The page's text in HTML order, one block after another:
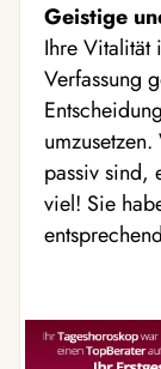
Geistige
Ihre Vitalität
Verfassung
passiv sind,
viel! Sie